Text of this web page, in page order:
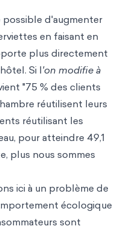
possible d'augmenter
en faisant en
plus directement
Si l'on modifie à
"75 % des clients
réutilisent leurs
réutilisant les
pour atteindre 49,1
plus nous sommes
ici à un problème de
écologique
sont